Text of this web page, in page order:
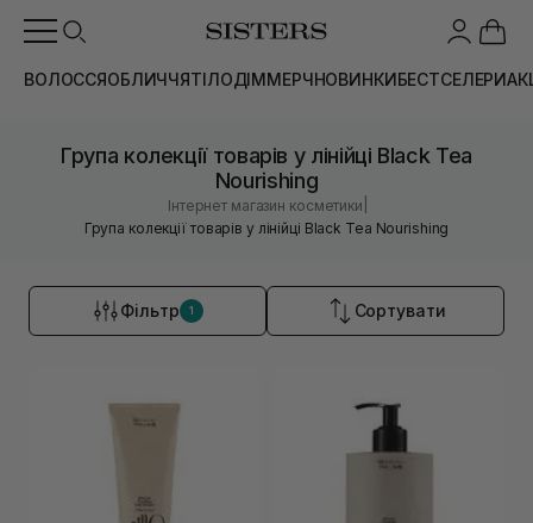
ВОЛОССЯОБЛИЧЧЯТІЛОДІММЕРЧНОВИНКИБЕСТСЕЛЕРИ
Група колекції товарів у лінійці Black Tea
Nourishing
Інтернет магазин косметики
Група колекції товарів у лінійці Black Tea Nourishing
Фільтр 1 Сортувати